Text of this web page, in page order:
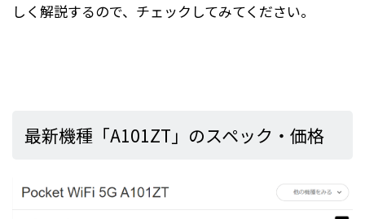
しく解説するので、チェックしてみてください。
最新機種「A101ZT」のスペック・価格